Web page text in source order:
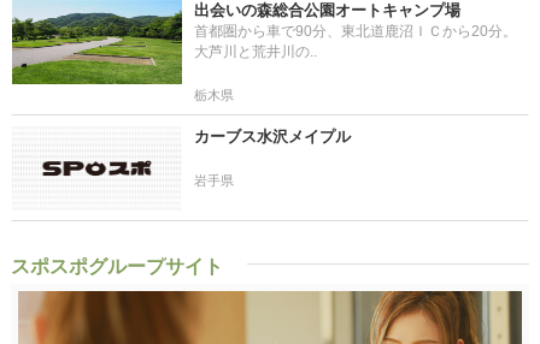
出会いの森総合公園オートキャンプ場
首都圏から車で90分、東北道鹿沼ＩＣから20分。
大芦川と荒井川の..
栃木県
カーブス水沢メイプル
岩手県
スポスポグループサイト